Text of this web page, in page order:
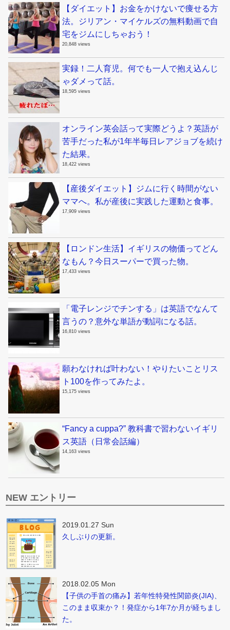
【ダイエット】お金をかけないで痩せる方
法。ジリアン・マイケルズの無料動画で自
宅をジムにしちゃおう！
20,848 views
実録！二人育児。何でも一人で抱え込んじ
ゃダメって話。
18,595 views
オンライン英会話って実際どうよ？英語が
苦手だった私が1年半毎日レアジョブを続け
た結果。
18,422 views
【産後ダイエット】ジムに行く時間がない
ママへ。私が産後に実践した運動と食事。
17,909 views
【ロンドン生活】イギリスの物価ってどん
なもん？今日スーパーで買った物。
17,433 views
「電子レンジでチンする」は英語でなんて
言うの？意外な単語が動詞になる話。
16,810 views
願わなければ叶わない！やりたいことリス
ト100を作ってみたよ。
15,175 views
“Fancy a cuppa?” 教科書で習わないイギリ
ス英語（日常会話編）
14,163 views
NEW エントリー
2019.01.27 Sun
久しぶりの更新。
2018.02.05 Mon
【子供の手首の痛み】若年性特発性関節炎(JIA)、
このまま収束か？！発症から1年7か月が経ちまし
た。